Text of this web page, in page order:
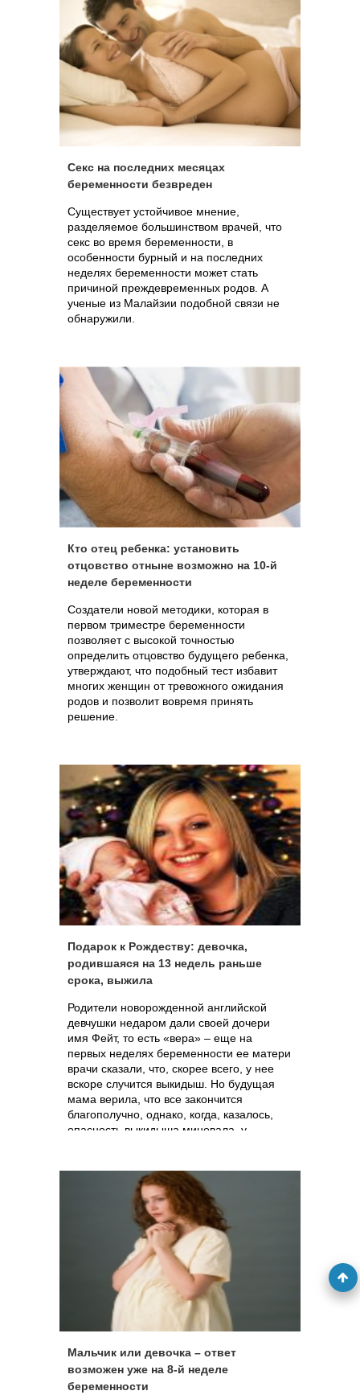
Секс на последних месяцах
беременности безвреден
Существует устойчивое мнение,
разделяемое большинством врачей, что
секс во время беременности, в
особенности бурный и на последних
неделях беременности может стать
причиной преждевременных родов. А
ученые из Малайзии подобной связи не
обнаружили.
Кто отец ребенка: установить
отцовство отныне возможно на 10-й
неделе беременности
Создатели новой методики, которая в
первом триместре беременности
позволяет с высокой точностью
определить отцовство будущего ребенка,
утверждают, что подобный тест избавит
многих женщин от тревожного ожидания
родов и позволит вовремя принять
решение.
Подарок к Рождеству: девочка,
родившаяся на 13 недель раньше
срока, выжила
Родители новорожденной английской
девчушки недаром дали своей дочери
имя Фейт, то есть «вера» – еще на
первых неделях беременности ее матери
врачи сказали, что, скорее всего, у нее
вскоре случится выкидыш. Но будущая
мама верила, что все закончится
благополучно, однако, когда, казалось,
опасность выкидыша миновала, у
на свет на целых 13 недель раньше
срока. Девочка весила всего 850 граммов,
и акушеры предупредили мать о том, что
ребенок вряд ли выживет. И снова мать
верила в лучшее, и усилия врачей
оказались не напрасными – мать и
окрепший бодрый ребенок вернутся
домой к Рождеству: именно в тот день,
когда малышка, родись она доношенной,
и должна была появиться на свет.
Мальчик или девочка – ответ
возможен уже на 8-й неделе
беременности